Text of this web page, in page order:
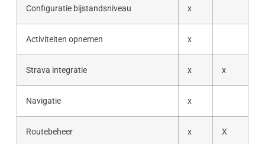
Configuratie bijstandsniveau x
Activiteiten opnemen x
Strava integratie x x
Navigatie x
Routebeheer x X